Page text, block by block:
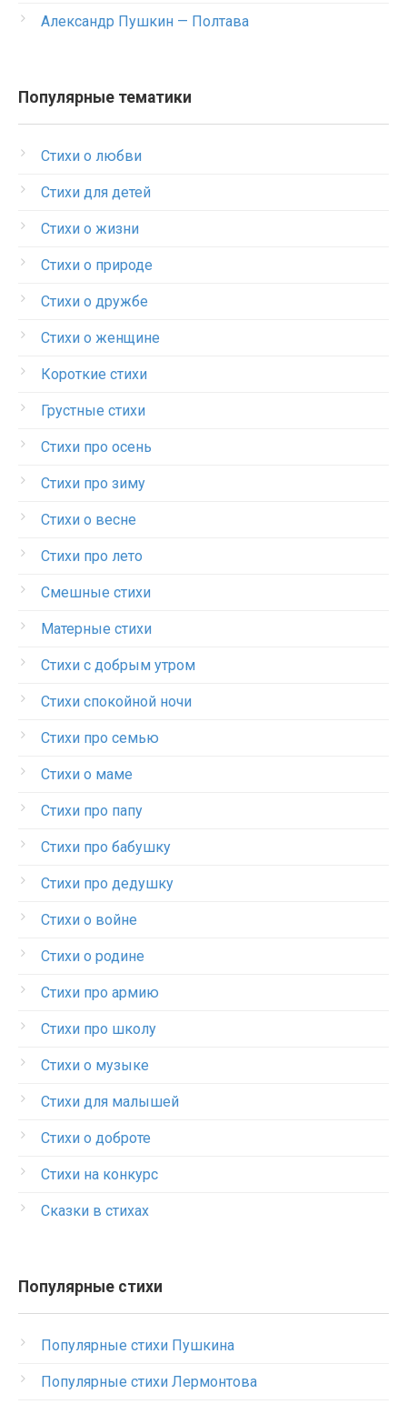
Александр Пушкин — Полтава
Популярные тематики
Стихи о любви
Стихи для детей
Стихи о жизни
Стихи о природе
Стихи о дружбе
Стихи о женщине
Короткие стихи
Грустные стихи
Стихи про осень
Стихи про зиму
Стихи о весне
Стихи про лето
Смешные стихи
Матерные стихи
Стихи с добрым утром
Стихи спокойной ночи
Стихи про семью
Стихи о маме
Стихи про папу
Стихи про бабушку
Стихи про дедушку
Стихи о войне
Стихи о родине
Стихи про армию
Стихи про школу
Стихи о музыке
Стихи для малышей
Стихи о доброте
Стихи на конкурс
Сказки в стихах
Популярные стихи
Популярные стихи Пушкина
Популярные стихи Лермонтова